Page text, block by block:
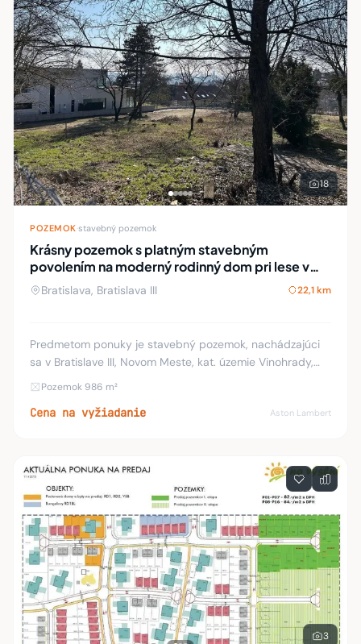
18
POZEMOK stavebný pozemok
Krásny pozemok s platným stavebným
povolením na moderný rodinný dom pri lese v
Bratislave III, Koliba
Bratislava, Bratislava III 22,1 km
Predmetom ponuky je stavebný pozemok, nachádzajúci
sa v Bratislave III, Novom Meste, kat. územie Vinohrady,
lokalita Koliba, Sovia ul.. Ide o lokalitu rodinných domov s
Pozemok 986 m²
Cena na vyžiadanie Aston Lambert
3